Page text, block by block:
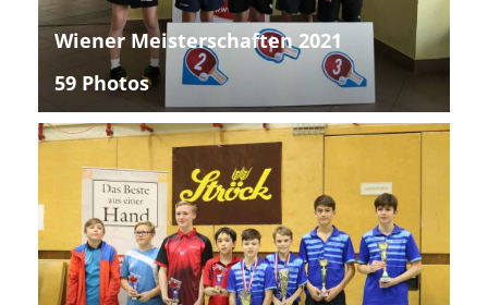
Wiener Meisterschaften 2021
59 Photos